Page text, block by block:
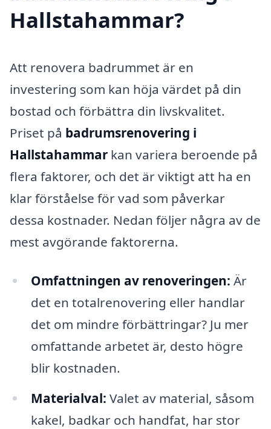
Hallstahammar?
Att renovera badrummet är en
investering som kan höja värdet på din
bostad och förbättra din livskvalitet.
Priset på badrumsrenovering i
Hallstahammar kan variera beroende på
flera faktorer, och det är viktigt att ha en
klar förståelse för vad som påverkar
dessa kostnader. Nedan följer några av de
mest avgörande faktorerna.
Omfattningen av renoveringen: Är
det en totalrenovering eller handlar
det om mindre förbättringar? Ju mer
omfattande arbetet är, desto högre
blir kostnaden.
Materialval: Valet av material, såsom
kakel, badkar och handfat, har stor